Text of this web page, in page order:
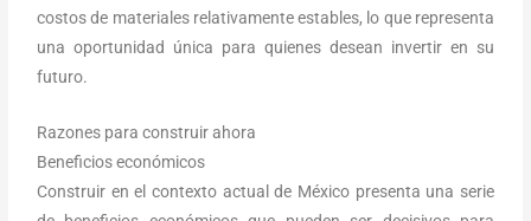
costos de materiales relativamente estables, lo que representa
una oportunidad única para quienes desean invertir en su
futuro.
Razones para construir ahora
Beneficios económicos
Construir en el contexto actual de México presenta una serie